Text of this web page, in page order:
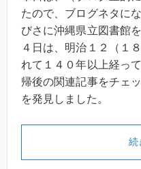
たので、ブログネタに
びさに沖縄県立図書館
４日は、明治１２（１
れて１４０年以上経っ
帰後の関連記事をチェ
を発見しました。
続